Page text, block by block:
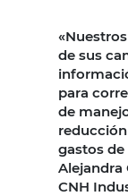
de sus
para
de
gastos
Alejandra
CNH